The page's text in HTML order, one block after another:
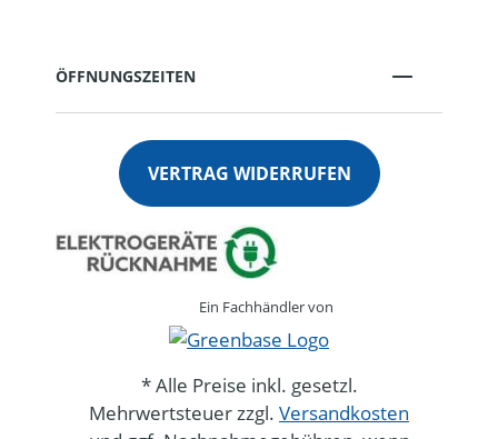
ÖFFNUNGSZEITEN
VERTRAG WIDERRUFEN
Ein Fachhändler von
* Alle Preise inkl. gesetzl.
Mehrwertsteuer zzgl. Versandkosten